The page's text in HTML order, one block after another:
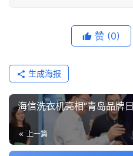
赞 (0)
生成海报
上一篇